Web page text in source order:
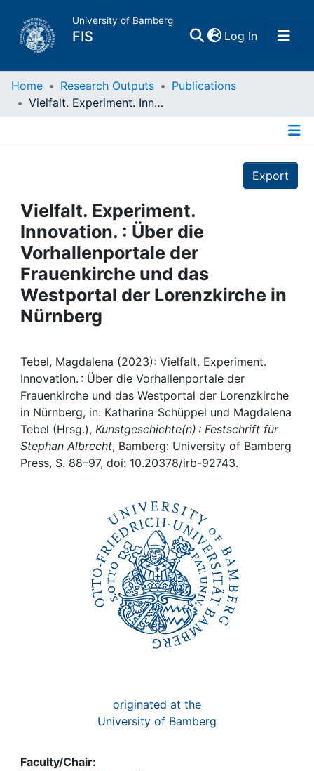
University of Bamberg
FIS Log In(current)
Home
Projects
People
Institutions
Awards
Help
Home Research Outputs
Publications
Vielfalt. Experiment. Innovation. : Über die Vorhallenportale der Frauenkirche und das Westportal der Lorenzkirche in Nürnberg
Export
Vielfalt. Experiment.
Innovation. : Über die
Vorhallenportale der
Frauenkirche und das
Westportal der Lorenzkirche in
Nürnberg
Tebel, Magdalena (2023): Vielfalt. Experiment.
Innovation. : Über die Vorhallenportale der
Frauenkirche und das Westportal der Lorenzkirche
in Nürnberg, in: Katharina Schüppel und Magdalena
Tebel (Hrsg.), Kunstgeschichte(n) : Festschrift für
Stephan Albrecht, Bamberg: University of Bamberg
Press, S. 88–97, doi: 10.20378/irb-92743.
originated at the
University of Bamberg
Faculty/Chair: